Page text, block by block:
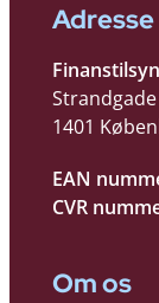
Adresse
1401
EAN
CVR
Om os